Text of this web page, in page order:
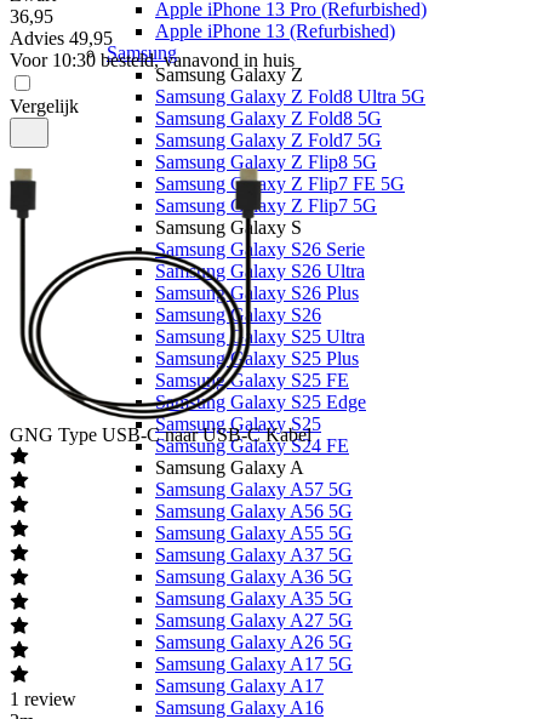
Apple iPhone 13 Pro (Refurbished)
Apple iPhone 13 (Refurbished)
Samsung
Samsung Galaxy Z
Samsung Galaxy Z Fold8 Ultra 5G
Samsung Galaxy Z Fold8 5G
Samsung Galaxy Z Fold7 5G
Samsung Galaxy Z Flip8 5G
Samsung Galaxy Z Flip7 FE 5G
Samsung Galaxy Z Flip7 5G
Samsung Galaxy S
Samsung Galaxy S26 Serie
Samsung Galaxy S26 Ultra
Samsung Galaxy S26 Plus
Samsung Galaxy S26
Samsung Galaxy S25 Ultra
Samsung Galaxy S25 Plus
Samsung Galaxy S25 FE
Samsung Galaxy S25 Edge
Samsung Galaxy S25
Samsung Galaxy S24 FE
Samsung Galaxy A
Samsung Galaxy A57 5G
Samsung Galaxy A56 5G
Samsung Galaxy A55 5G
Samsung Galaxy A37 5G
Samsung Galaxy A36 5G
Samsung Galaxy A35 5G
Samsung Galaxy A27 5G
Samsung Galaxy A26 5G
Samsung Galaxy A17 5G
Samsung Galaxy A17
Samsung Galaxy A16
36,95
Advies 49,95
Voor 10:30 besteld, vanavond in huis
Vergelijk
GNG Type USB-C naar USB-C Kabel
1 review